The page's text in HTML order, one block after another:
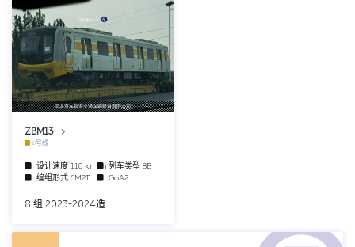
河北京车轨道交通车辆装备有限公司
ZBM13
6号线
设计速度 110 km/h列车类型 8B
编组形式 6M2T GoA2
8 组 2023-2024造